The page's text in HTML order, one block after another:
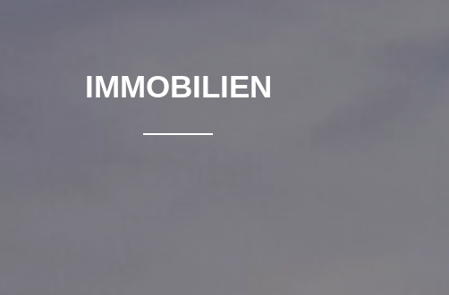
IMMOBILIEN